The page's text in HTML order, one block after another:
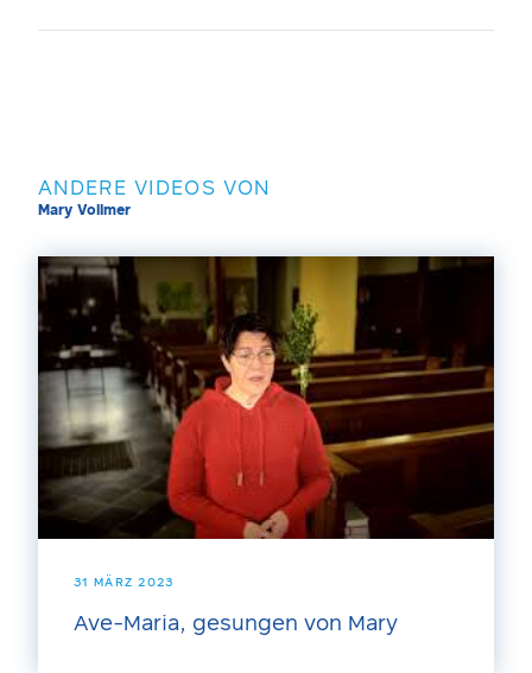
ANDERE VIDEOS VON
Mary Vollmer
31 MÄRZ 2023
Ave-Maria, gesungen von Mary